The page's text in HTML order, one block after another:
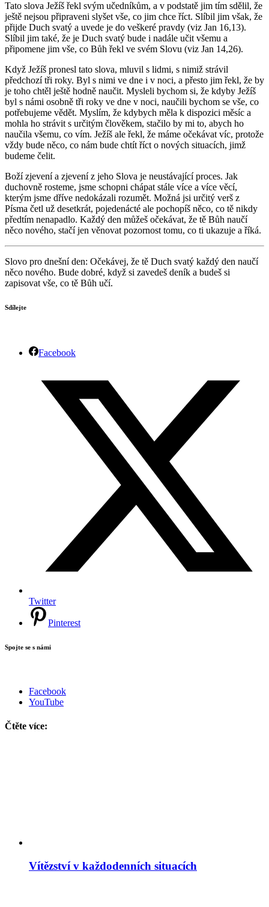
Tato slova Ježíš řekl svým učedníkům, a v podstatě jim tím sdělil, že
ještě nejsou připraveni slyšet vše, co jim chce říct. Slíbil jim však, že
přijde Duch svatý a uvede je do veškeré pravdy (viz Jan 16,13).
Slíbil jim také, že je Duch svatý bude i nadále učit všemu a
připomene jim vše, co Bůh řekl ve svém Slovu (viz Jan 14,26).
Když Ježíš pronesl tato slova, mluvil s lidmi, s nimiž strávil
předchozí tři roky. Byl s nimi ve dne i v noci, a přesto jim řekl, že by
je toho chtěl ještě hodně naučit. Mysleli bychom si, že kdyby Ježíš
byl s námi osobně tři roky ve dne v noci, naučili bychom se vše, co
potřebujeme vědět. Myslím, že kdybych měla k dispozici měsíc a
mohla ho strávit s určitým člověkem, stačilo by mi to, abych ho
naučila všemu, co vím. Ježíš ale řekl, že máme očekávat víc, protože
vždy bude něco, co nám bude chtít říct o nových situacích, jimž
budeme čelit.
Boží zjevení a zjevení z jeho Slova je neustávající proces. Jak
duchovně rosteme, jsme schopni chápat stále více a více věcí,
kterým jsme dříve nedokázali rozumět. Možná jsi určitý verš z
Písma četl už desetkrát, pojedenácté ale pochopíš něco, co tě nikdy
předtím nenapadlo. Každý den můžeš očekávat, že tě Bůh naučí
něco nového, stačí jen věnovat pozornost tomu, co ti ukazuje a říká.
Slovo pro dnešní den: Očekávej, že tě Duch svatý každý den naučí
něco nového. Bude dobré, když si zavedeš deník a budeš si
zapisovat vše, co tě Bůh učí.
Sdílejte
Facebook
Twitter
Pinterest
Spojte se s námi
Facebook
YouTube
Čtěte více:
Vítězství v každodenních situacích